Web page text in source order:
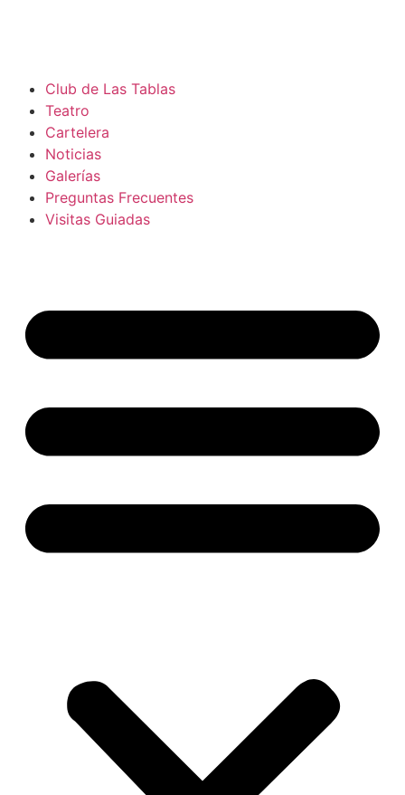
Club de Las Tablas
Teatro
Cartelera
Noticias
Galerías
Preguntas Frecuentes
Visitas Guiadas